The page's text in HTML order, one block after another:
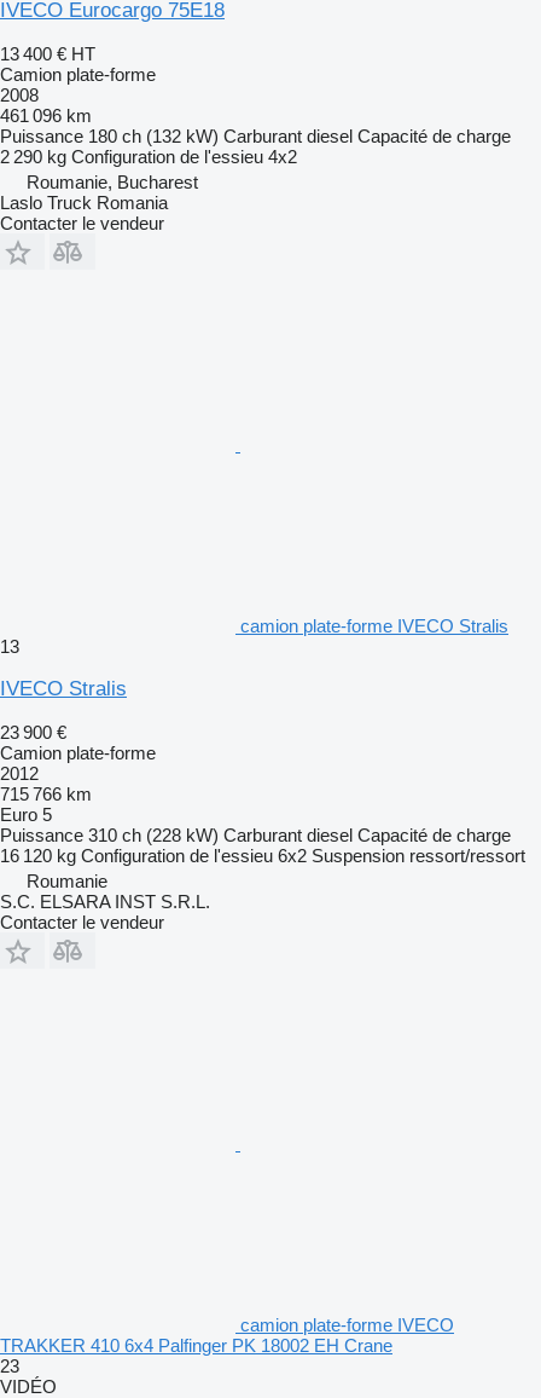
IVECO Eurocargo 75E18
13 400 € HT
Camion plate-forme
2008
461 096 km
Puissance 180 ch (132 kW) Carburant diesel Capacité de charge
2 290 kg Configuration de l'essieu 4x2
Roumanie, Bucharest
Laslo Truck Romania
Contacter le vendeur
camion plate-forme IVECO Stralis
13
IVECO Stralis
23 900 €
Camion plate-forme
2012
715 766 km
Euro 5
Puissance 310 ch (228 kW) Carburant diesel Capacité de charge
16 120 kg Configuration de l'essieu 6x2 Suspension ressort/ressort
Roumanie
S.C. ELSARA INST S.R.L.
Contacter le vendeur
camion plate-forme IVECO
TRAKKER 410 6x4 Palfinger PK 18002 EH Crane
23
VIDÉO